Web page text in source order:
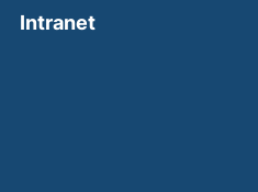
Intranet(external link,